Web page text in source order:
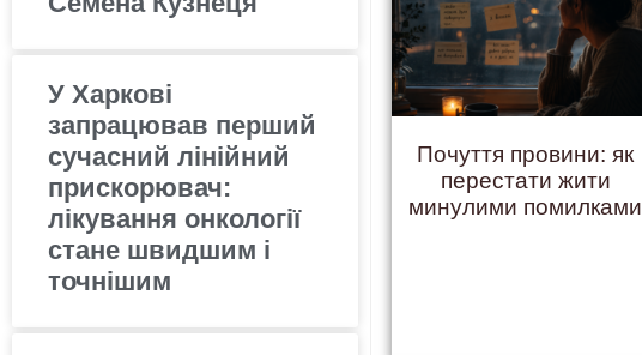
У Харкові
запрацював перший
сучасний лінійний
прискорювач:
лікування онкології
стане швидшим і
точнішим
Почуття провини: як
перестати жити
минулими помилками